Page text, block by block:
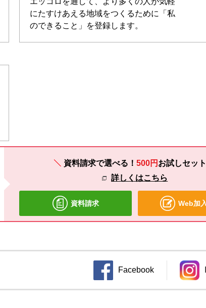
にたすけあえる地域をつくるために「私
のできること」を登録します。
資料請求で選べる！ 500円 お試しセット
詳しくはこちら
資料請求 Web加
Facebook
別のウィンドウで開きます。
別のウ